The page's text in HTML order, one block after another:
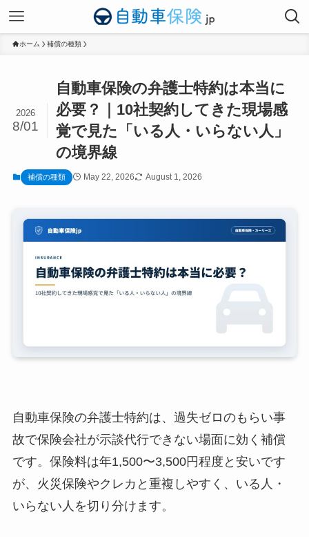
ホーム 補償の種類
自動車保険の弁護士特約は本当に
必要？｜10社契約してきた現場感
覚で見た「いる人・いらない人」
の境界線
2026
8/01
補償の種類 May 22, 2026 August 1, 2026
自動車保険の弁護士特約は、過失ゼロのもらい事
故で保険会社が示談代行できない場面に効く補償
です。保険料は年1,500〜3,500円程度と安いです
が、火災保険やクレカと重複しやすく、いる人・
いらない人を切り分けます。